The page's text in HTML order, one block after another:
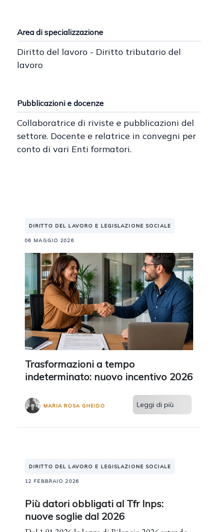
Area di specializzazione
Diritto del lavoro - Diritto tributario del
lavoro
Pubblicazioni e docenze
Collaboratrice di riviste e pubblicazioni del
settore. Docente e relatrice in convegni per
conto di vari Enti formatori.
DIRITTO DEL LAVORO E LEGISLAZIONE SOCIALE
06 MAGGIO 2026
Trasformazioni a tempo
indeterminato: nuovo incentivo 2026
MARIA ROSA GHEIDO Leggi di più
DIRITTO DEL LAVORO E LEGISLAZIONE SOCIALE
12 FEBBRAIO 2026
Più datori obbligati al Tfr Inps:
nuove soglie dal 2026